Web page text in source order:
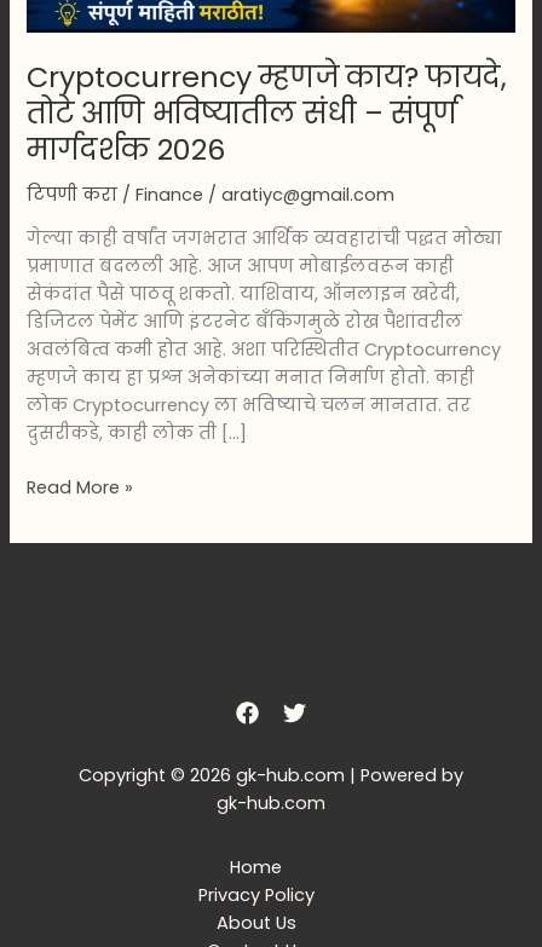
Cryptocurrency म्हणजे काय? फायदे,
तोटे आणि भविष्यातील संधी – संपूर्ण
मार्गदर्शक 2026
टिपणी करा /Finance /aratiyc@gmail.com
गेल्या काही वर्षांत जगभरात आर्थिक व्यवहारांची पद्धत मोठ्या
प्रमाणात बदलली आहे. आज आपण मोबाईलवरून काही
सेकंदांत पैसे पाठवू शकतो. याशिवाय, ऑनलाइन खरेदी,
डिजिटल पेमेंट आणि इंटरनेट बँकिंगमुळे रोख पैशांवरील
अवलंबित्व कमी होत आहे. अशा परिस्थितीत Cryptocurrency
म्हणजे काय हा प्रश्न अनेकांच्या मनात निर्माण होतो. काही
लोक Cryptocurrency ला भविष्याचे चलन मानतात. तर
दुसरीकडे, काही लोक ती […]
2026
Read More »
Copyright © 2026 gk-hub.com | Powered by
gk-hub.com
Home
Privacy Policy
About Us